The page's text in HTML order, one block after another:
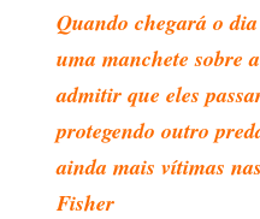
Quando chegará o
uma manchete sobre
admitir que eles
protegendo outro
ainda mais vítimas
Fisher